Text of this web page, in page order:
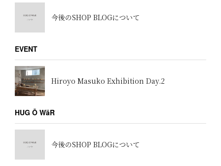
今後のSHOP BLOGについて
EVENT
Hiroyo Masuko Exhibition Day.2
HUG Ō WäR
今後のSHOP BLOGについて